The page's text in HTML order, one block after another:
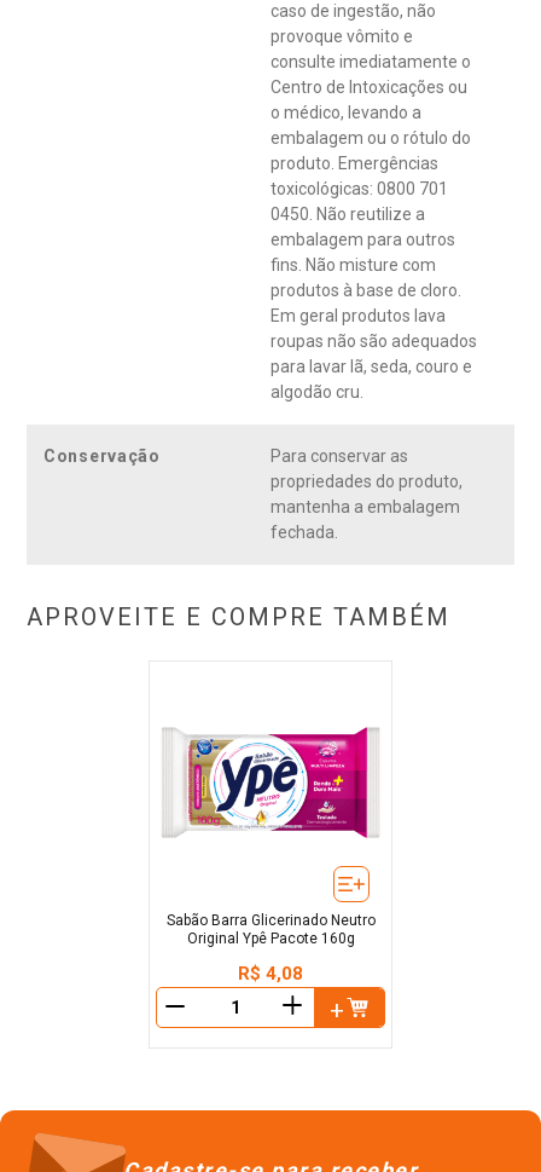
caso de ingestão, não
provoque vômito e
consulte imediatamente o
Centro de Intoxicações ou
o médico, levando a
embalagem ou o rótulo do
produto. Emergências
toxicológicas: 0800 701
0450. Não reutilize a
embalagem para outros
fins. Não misture com
produtos à base de cloro.
Em geral produtos lava
roupas não são adequados
para lavar lã, seda, couro e
algodão cru.
Conservação
Para conservar as
propriedades do produto,
mantenha a embalagem
fechada.
APROVEITE E COMPRE TAMBÉM
Sabão Barra Glicerinado Neutro
Original Ypê Pacote 160g
R$ 4,08
＋